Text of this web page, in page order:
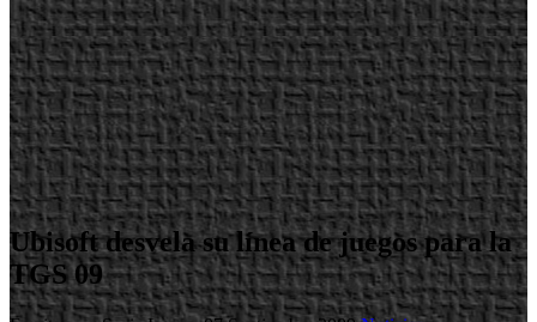
Ubisoft desvela su línea de juegos para la
TGS 09